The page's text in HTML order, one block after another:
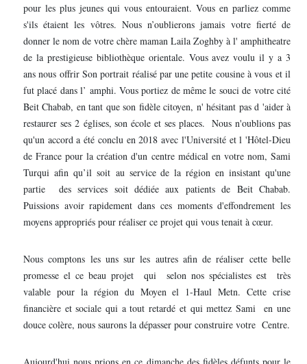
pour les plus jeunes qui vous entouraient. Vous en parliez comme
s'ils étaient les vôtres. Nous n’oublierons jamais votre fierté de
donner le nom de votre chère maman Laila Zoghby à l' amphitheatre
de la prestigieuse bibliothèque orientale. Vous avez voulu il y a 3
ans nous offrir Son portrait réalisé par une petite cousine à vous et il
fut placé dans l’ amphi. Vous portiez de même le souci de votre cité
Beit Chabab, en tant que son fidèle citoyen, n' hésitant pas d 'aider à
restaurer ses 2 églises, son école et ses places. Nous n'oublions pas
qu'un accord a été conclu en 2018 avec l'Université et l 'Hôtel-Dieu
de France pour la création d'un centre médical en votre nom, Sami
Turqui afin qu’il soit au service de la région en insistant qu'une
partie des services soit dédiée aux patients de Beit Chabab.
Puissions avoir rapidement dans ces moments d'effondrement les
moyens appropriés pour réaliser ce projet qui vous tenait à cœur.
Nous comptons les uns sur les autres afin de réaliser cette belle
promesse el ce beau projet qui selon nos spécialistes est très
valable pour la région du Moyen el 1-Haul Metn. Cette crise
financière et sociale qui a tout retardé et qui mettez Sami en une
douce colère, nous saurons la dépasser pour construire votre Centre.